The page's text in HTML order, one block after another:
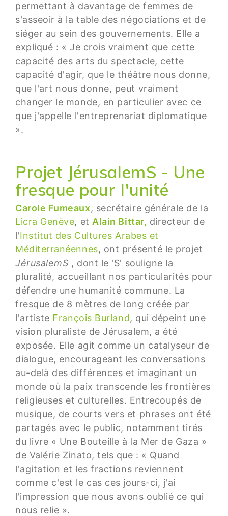
permettant à davantage de femmes de
s'asseoir à la table des négociations et de
siéger au sein des gouvernements. Elle a
expliqué : « Je crois vraiment que cette
capacité des arts du spectacle, cette
capacité d'agir, que le théâtre nous donne,
que l'art nous donne, peut vraiment
changer le monde, en particulier avec ce
que j'appelle l'entreprenariat diplomatique
».
Projet JérusalemS - Une
fresque pour l'unité
Carole Fumeaux, secrétaire générale de la
Licra Genève, et Alain Bittar, directeur de
l'Institut des Cultures Arabes et
Méditerranéennes, ont présenté le projet
JérusalemS , dont le 'S' souligne la
pluralité, accueillant nos particularités pour
défendre une humanité commune. La
fresque de 8 mètres de long créée par
l'artiste François Burland, qui dépeint une
vision pluraliste de Jérusalem, a été
exposée. Elle agit comme un catalyseur de
dialogue, encourageant les conversations
au-delà des différences et imaginant un
monde où la paix transcende les frontières
religieuses et culturelles. Entrecoupés de
musique, de courts vers et phrases ont été
partagés avec le public, notamment tirés
du livre « Une Bouteille à la Mer de Gaza »
de Valérie Zinato, tels que : « Quand
l'agitation et les fractions reviennent
comme c'est le cas ces jours-ci, j'ai
l'impression que nous avons oublié ce qui
nous relie ».